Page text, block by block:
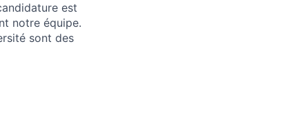
est
notre équipe.
sont des